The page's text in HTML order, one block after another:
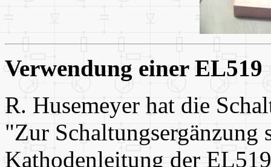
Verwendung einer EL519
R. Husemeyer hat die
"Zur
Kathodenleitung der